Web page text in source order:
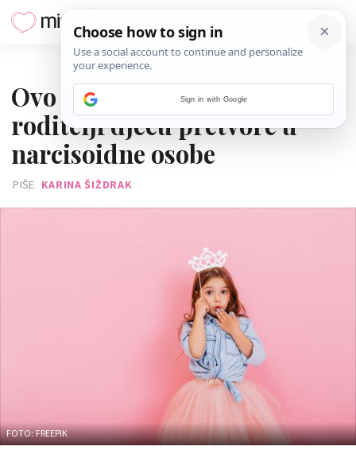
Ovo su tri načina kako
roditelji djecu pretvore u
narcisoidne osobe
PIŠE KARINA ŠIŽDRAK
FOTO: FREEPIK
Sign in with Google